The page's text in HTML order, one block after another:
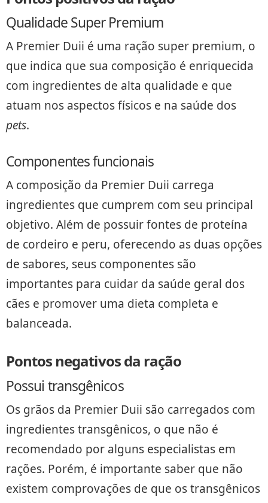
Qualidade Super Premium
A Premier Duii é uma ração super premium, o
que indica que sua composição é enriquecida
com ingredientes de alta qualidade e que
atuam nos aspectos físicos e na saúde dos
pets.
Componentes funcionais
A composição da Premier Duii carrega
ingredientes que cumprem com seu principal
objetivo. Além de possuir fontes de proteína
de cordeiro e peru, oferecendo as duas opções
de sabores, seus componentes são
importantes para cuidar da saúde geral dos
cães e promover uma dieta completa e
balanceada.
Pontos negativos da ração
Possui transgênicos
Os grãos da Premier Duii são carregados com
ingredientes transgênicos, o que não é
recomendado por alguns especialistas em
rações. Porém, é importante saber que não
existem comprovações de que os transgênicos